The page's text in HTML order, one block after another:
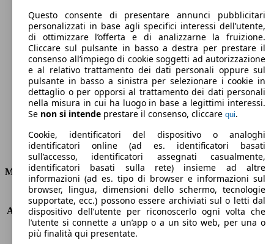
94 g/km
Emissioni di CO2 (combinato)*
Consumi
Motore e Prestazioni
KW (PS)
96 kW (131 PS)
Accelerazione (0-100 km/h)
10.1s
Velocità massima (km/h)
208 km/h
Numero di marce
8
Questo consente di presentare annunci pubblicitari
personalizzati in base agli specifici interessi dell’utente,
di ottimizzare l’offerta e di analizzarne la fruizione.
Cliccare sul pulsante in basso a destra per prestare il
consenso all’impiego di cookie soggetti ad autorizzazione
e al relativo trattamento dei dati personali oppure sul
pulsante in basso a sinistra per selezionare i cookie in
dettaglio o per opporsi al trattamento dei dati personali
nella misura in cui ha luogo in base a legittimi interessi.
Se non si intende prestare il consenso, cliccare qui.
Cookie, identificatori del dispositivo o analoghi
identificatori online (ad es. identificatori basati
sull’accesso, identificatori assegnati casualmente,
identificatori basati sulla rete) insieme ad altre
informazioni (ad es. tipo di browser e informazioni sul
browser, lingua, dimensioni dello schermo, tecnologie
supportate, ecc.) possono essere archiviati sul o letti dal
dispositivo dell’utente per riconoscerlo ogni volta che
l’utente si connette a un’app o a un sito web, per una o
più finalità qui presentate.